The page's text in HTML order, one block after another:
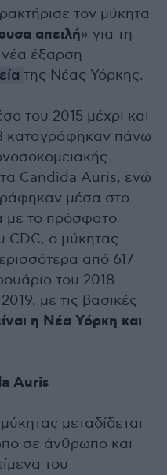
τον μύκητα
απειλή» για τη
έξαρση
της Νέας Υόρκης.
του 2015 μέχρι και
καταγράφηκαν πάνω
Candida Auris, ενώ
μέσα στο
με το πρόσφατο
CDC, o μύκητας
από 617
του 2018
με τις βασικές
η Νέα Υόρκη και
Auris
μεταδίδεται
σε άνθρωπο και
του